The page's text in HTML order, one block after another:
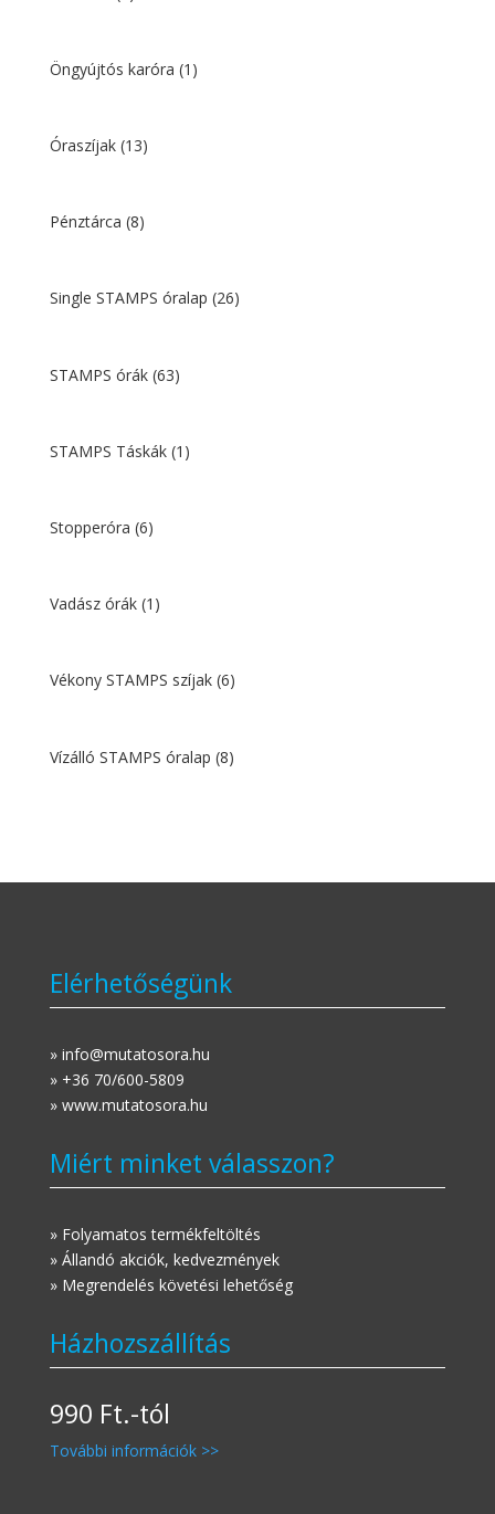
Öngyújtós karóra (1)
Óraszíjak (13)
Pénztárca (8)
Single STAMPS óralap (26)
STAMPS órák (63)
STAMPS Táskák (1)
Stopperóra (6)
Vadász órák (1)
Vékony STAMPS szíjak (6)
Vízálló STAMPS óralap (8)
Elérhetőségünk
» info@mutatosora.hu
» +36 70/600-5809
» www.mutatosora.hu
Miért minket válasszon?
» Folyamatos termékfeltöltés
» Állandó akciók, kedvezmények
» Megrendelés követési lehetőség
Házhozszállítás
990 Ft.-tól
További információk >>